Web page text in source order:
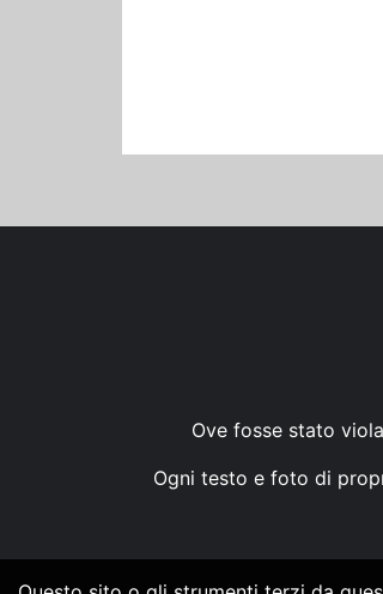
Ove fosse stato
Ogni testo e foto di